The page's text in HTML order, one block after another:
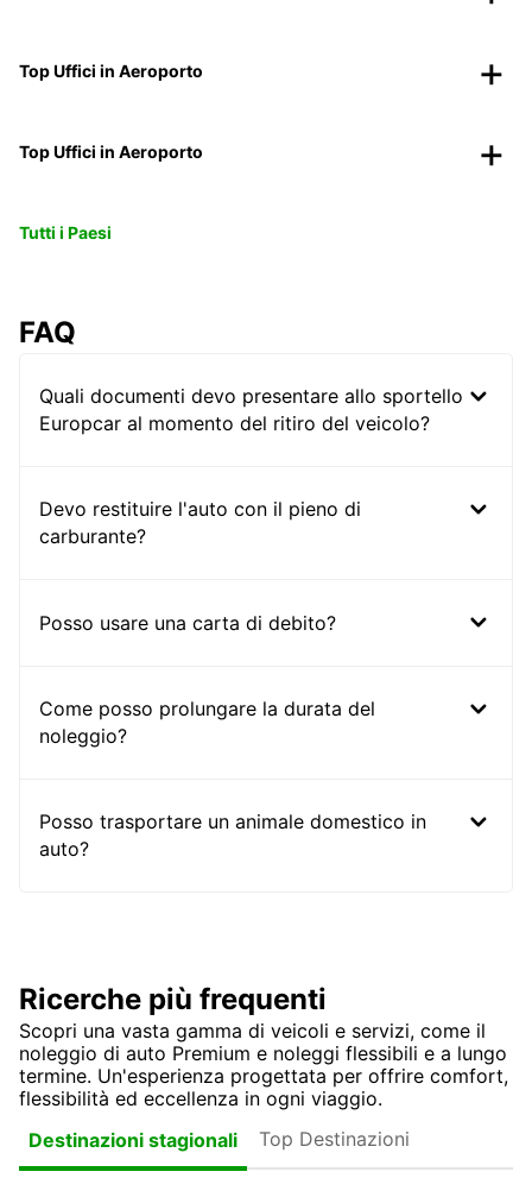
Top Uffici in Aeroporto
Top Uffici in Aeroporto
Tutti i Paesi
FAQ
Quali documenti devo presentare allo sportello
Europcar al momento del ritiro del veicolo?
Devo restituire l'auto con il pieno di
carburante?
Posso usare una carta di debito?
Come posso prolungare la durata del
noleggio?
Posso trasportare un animale domestico in
auto?
Ricerche più frequenti
Scopri una vasta gamma di veicoli e servizi, come il
noleggio di auto Premium e noleggi flessibili e a lungo
termine. Un'esperienza progettata per offrire comfort,
flessibilità ed eccellenza in ogni viaggio.
Destinazioni stagionali
Top Destinazioni